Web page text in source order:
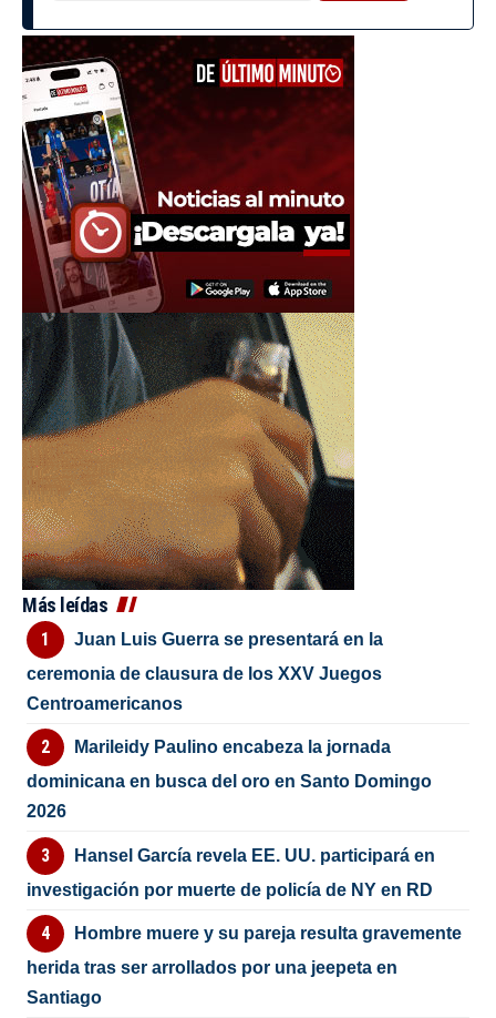
Más leídas
Juan Luis Guerra se presentará en la
ceremonia de clausura de los XXV Juegos
Centroamericanos
Marileidy Paulino encabeza la jornada
dominicana en busca del oro en Santo Domingo
2026
Hansel García revela EE. UU. participará en
investigación por muerte de policía de NY en RD
Hombre muere y su pareja resulta gravemente
herida tras ser arrollados por una jeepeta en
Santiago